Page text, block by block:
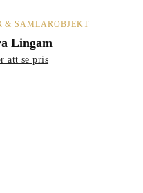
& SAMLAROBJEKT
Lingam
att se pris